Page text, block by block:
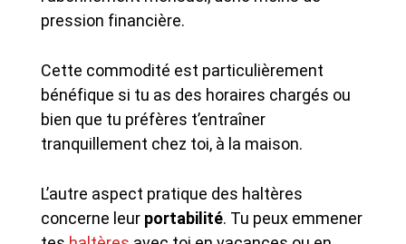
pression financière.
Cette commodité est particulièrement
bénéfique si tu as des horaires chargés ou
bien que tu préfères t’entraîner
tranquillement chez toi, à la maison.
L’autre aspect pratique des haltères
concerne leur portabilité. Tu peux emmener